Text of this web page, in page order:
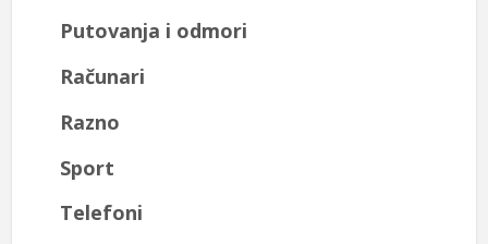
Putovanja i odmori
Računari
Razno
Sport
Telefoni